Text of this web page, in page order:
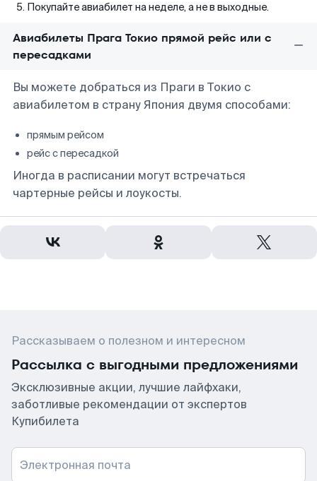
Покупайте авиабилет на неделе, а не в выходные.
Авиабилеты Прага Токио прямой рейс или с
пересадками
Вы можете добраться из Праги в Токио с
авиабилетом в страну Япония двумя способами:
прямым рейсом
рейс с пересадкой
Иногда в расписании могут встречаться
чартерные рейсы и лоукосты.
Рассказываем о полезном и интересном
Рассылка с выгодными предложениями
Эксклюзивные акции, лучшие лайфхаки,
заботливые рекомендации от экспертов
Купибилета
Электронная почта